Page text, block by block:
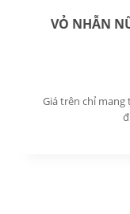
VỎ NHẪN
Giá trên chỉ